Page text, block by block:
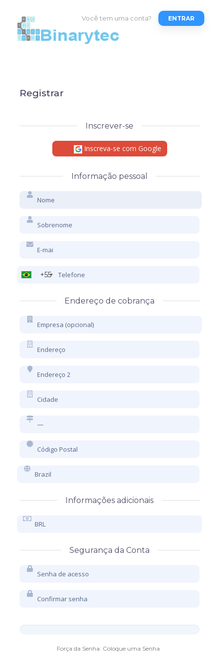
Você tem uma conta? ENTRAR
Registrar
Inscrever-se
Inscreva-se com Google
Informação pessoal
+55
Endereço de cobrança
Informações adicionais
Segurança da Conta
Força da Senha: Coloque uma Senha